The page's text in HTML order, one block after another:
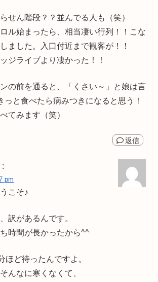
せん階段？？並んでる人も（笑）
ル始まったら、相当凄い行列！！こな
ました。入口付近まで観客が！！
ジライブより凄かった！！
の前を通ると、「くさい～」と娘は言
っと食べたら病みつきになると思う！
てみます（笑）
返信
:
pm
こそ♪
訳があるんです。
時間が長かったから^^
ほど待ったんですよ。
んなに寒くなくて、